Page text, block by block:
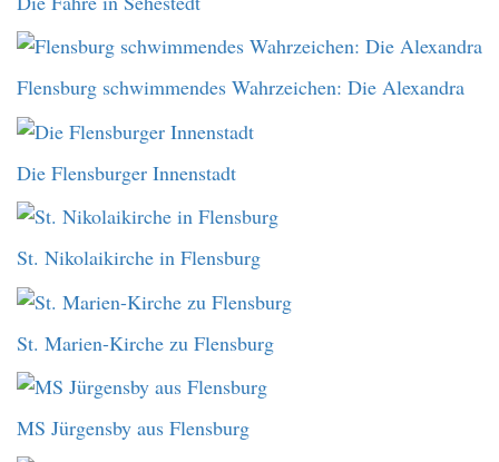
Flensburg schwimmendes Wahrzeichen: Die Alexandra
Die Flensburger Innenstadt
St. Nikolaikirche in Flensburg
St. Marien-Kirche zu Flensburg
MS Jürgensby aus Flensburg